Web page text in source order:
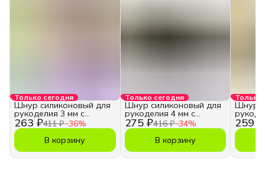
Только сегодня
263 ₽411 ₽−36%
Шнур силиконовый для
рукоделия 3 мм с
отверстием
В корзину
Только сегодня
275 ₽416 ₽−34%
Шнур силиконовый для
рукоделия 4 мм с
отверстием
В корзину
Только
259 ₽
Шнур